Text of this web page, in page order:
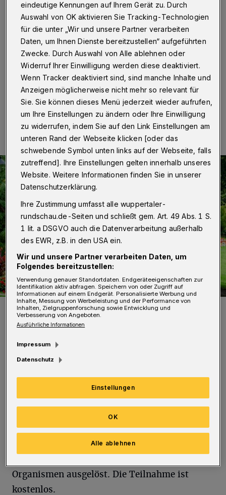
Wuppertal·Ein Spaziergang durch den herbstlichen
Botanischen Garten in Wuppertal mit kleinen
Geschichten und Gedichten findet am Sonntag (24.
September 2023) ab 11 Uhr statt. Treffpunkt ist am
Garteneingang neben dem Elisenturm.
21.09.2023 , 10:30 Uhr Eine Minute Lesezeit
Der Botanische Garten bietet Platz für ausgiebige Spaziergänge.
Foto: Achim Otto
Margret Schakel vom Förderverein des
Botanischen Gartens erzählt auf einem
Rundgang Geschichten zu ausgewählten
Pflanzen und zeigt verschiedene
Pflanzengallen. Diese Anomalien im
Organismen ausgelöst. Die Teilnahme ist
kostenlos.
eindeutige Kennungen auf Ihrem Gerät zu. Durch
Auswahl von OK aktivieren Sie Tracking-Technologien
für die unter „Wir und unsere Partner verarbeiten
Daten, um Ihnen Dienste bereitzustellen“ aufgeführten
Zwecke. Durch Auswahl von Alle ablehnen oder
Widerruf Ihrer Einwilligung werden diese deaktiviert.
Wenn Tracker deaktiviert sind, sind manche Inhalte und
Anzeigen möglicherweise nicht mehr so relevant für
Sie. Sie können dieses Menü jederzeit wieder aufrufen,
um Ihre Einstellungen zu ändern oder Ihre Einwilligung
zu widerrufen, indem Sie auf den Link Einstellungen am
unteren Rand der Webseite klicken [oder das
schwebende Symbol unten links auf der Webseite, falls
zutreffend]. Ihre Einstellungen gelten innerhalb unseres
Website. Weitere Informationen finden Sie in unserer
Datenschutzerklärung.
Ihre Zustimmung umfasst alle wuppertaler-
rundschau.de-Seiten und schließt gem. Art. 49 Abs. 1 S.
1 lit. a DSGVO auch die Datenverarbeitung außerhalb
des EWR, z.B. in den USA ein.
Wir und unsere Partner verarbeiten Daten, um
Folgendes bereitzustellen:
Verwendung genauer Standortdaten. Endgeräteeigenschaften zur
Identifikation aktiv abfragen. Speichern von oder Zugriff auf
Informationen auf einem Endgerät. Personalisierte Werbung und
Inhalte, Messung von Werbeleistung und der Performance von
Inhalten, Zielgruppenforschung sowie Entwicklung und
Verbesserung von Angeboten.
Ausführliche Informationen
Impressum
Datenschutz
Einstellungen
Alle ablehnen
OK